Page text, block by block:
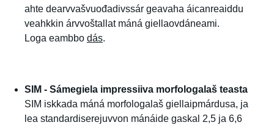
ahte dearvvašvuođadivssár geavaha áicanreaiddu
veahkkin árvvoštallat máná giellaovdáneami.
Loga eambbo dás.
SIM - Sámegiela impressiiva morfologalaš teasta
SIM iskkada máná morfologalaš giellaipmárdusa, ja
lea standardiserejuvvon mánáide gaskal 2,5 ja 6,6